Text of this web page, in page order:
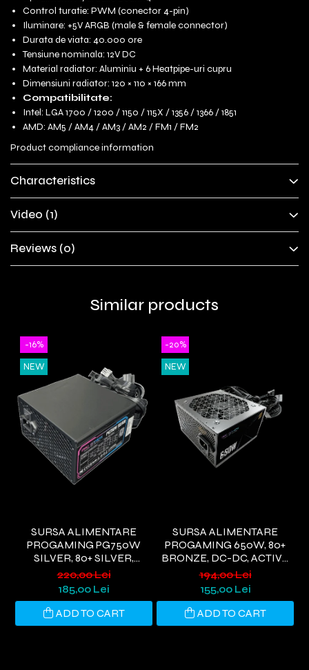
Control turatie: PWM (conector 4-pin)
Iluminare: +5V ARGB (male & female connector)
Durata de viata: 40.000 ore
Tensiune nominala: 12V DC
Material radiator: Aluminiu + 6 Heatpipe-uri cupru
Dimensiuni radiator: 120 × 110 × 166 mm
Compatibilitate:
Intel: LGA 1700 / 1200 / 1150 / 115X / 1356 / 1366 / 1851
AMD: AM5 / AM4 / AM3 / AM2 / FM1 / FM2
Product compliance information
Characteristics
Video (1)
Reviews (0)
Similar products
-16%
NEW
SURSA ALIMENTARE
PROGAMING PG750W
SILVER, 80+ SILVER,
ACTIVE PFC, ULTRA QUIET,
NEGRU
220,00 Lei
185,00 Lei
ADD TO CART
-20%
NEW
SURSA ALIMENTARE
PROGAMING 650W, 80+
BRONZE, DC-DC, ACTIVE
PFC,NEGRU
194,00 Lei
155,00 Lei
ADD TO CART